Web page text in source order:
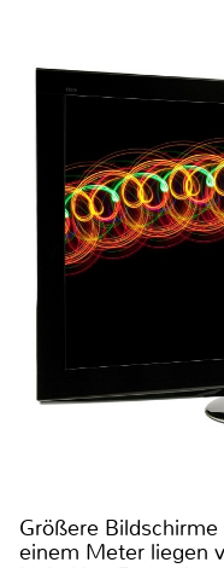
Größere
einem Meter liegen